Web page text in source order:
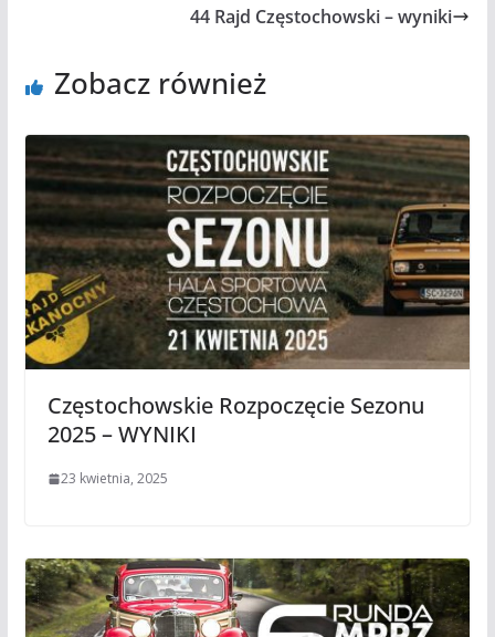
44 Rajd Częstochowski – wyniki
Zobacz również
Częstochowskie Rozpoczęcie Sezonu
2025 – WYNIKI
23 kwietnia, 2025